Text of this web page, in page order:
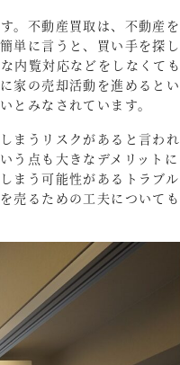
。不動産買取は、不動産を
単に言うと、買い手を探し
内覧対応などをしなくても
家の売却活動を進めるとい
とみなされています。
まうリスクがあると言われ
う点も大きなデメリットに
まう可能性があるトラブル
売るための工夫についても